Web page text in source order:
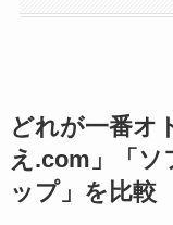
どれが一番オ
え.com」「ソ
ップ」を比較